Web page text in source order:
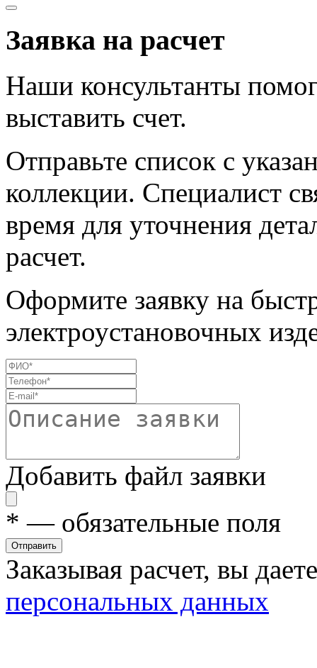
Заявка на расчет
Наши консультанты
выставить счет.
Отправьте список с
коллекции. Специалист
время для уточнения
расчет.
Оформите заявку на
электроустановочных
Добавить файл заявки
* — обязательные поля
Отправить
Заказывая расчет, вы
персональных данных